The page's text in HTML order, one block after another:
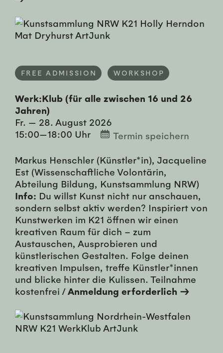
FREE ADMISSION WORKSHOP
Werk:Klub (für alle zwischen 16 und 26
Jahren)
Fr. — 28. August 2026
15:00—18:00 Uhr
Termin speichern
Markus Henschler (Künstler*in), Jacqueline
Est (Wissenschaftliche Volontärin,
Abteilung Bildung, Kunstsammlung NRW)
Info: Du willst Kunst nicht nur anschauen,
sondern selbst aktiv werden? Inspiriert von
Kunstwerken im K21 öffnen wir einen
kreativen Raum für dich – zum
Austauschen, Ausprobieren und
künstlerischen Gestalten. Folge deinen
kreativen Impulsen, treffe Künstler*innen
und blicke hinter die Kulissen. Teilnahme
kostenfrei /Anmeldung erforderlich →